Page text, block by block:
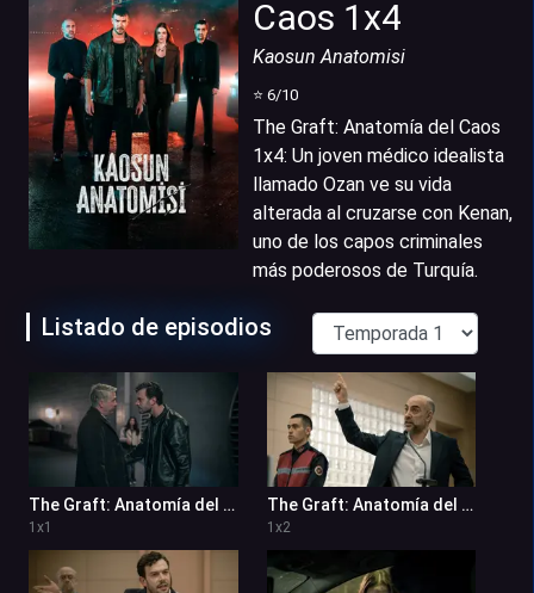
Caos 1x4
Kaosun Anatomisi
⭐ 6/10
The Graft: Anatomía del Caos
1x4: Un joven médico idealista
llamado Ozan ve su vida
alterada al cruzarse con Kenan,
uno de los capos criminales
más poderosos de Turquía.
Listado de episodios
The Graft: Anatomía del Caos 1x1
1 x1
The Graft: Anatomía del Caos 1x2
1 x2